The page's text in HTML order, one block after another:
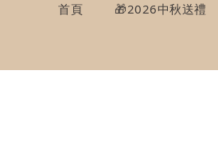
首頁 🎁2026中秋送禮